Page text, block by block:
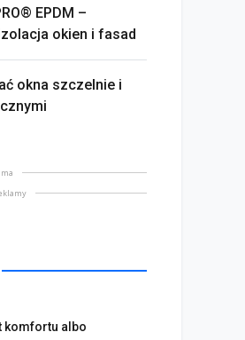
EPDM –
okien i fasad
okna szczelnie i
komfortu albo